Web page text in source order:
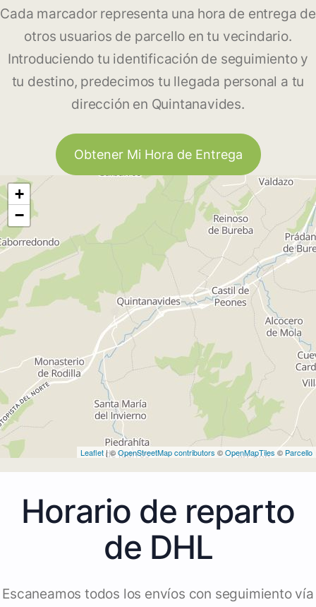
Cada marcador representa una hora de entrega de
otros usuarios de parcello en tu vecindario.
Introduciendo tu identificación de seguimiento y
tu destino, predecimos tu llegada personal a tu
dirección en Quintanavides.
Obtener Mi Hora de Entrega
+
−
Leaflet| ©OpenStreetMap contributors ©OpenMapTiles © Parcello
Horario de reparto
de DHL
Escaneamos todos los envíos con seguimiento vía